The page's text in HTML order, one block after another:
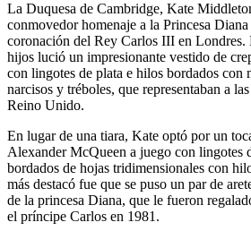
La Duquesa de Cambridge, Kate
conmovedor homenaje a la Princesa
coronación del Rey Carlos III en Londres.
hijos lució un impresionante vestido de
con lingotes de plata e hilos bordados con
narcisos y tréboles, que representaban a
Reino Unido.
En lugar de una tiara, Kate optó por un
Alexander McQueen a juego con lingotes
bordados de hojas tridimensionales con
más destacó fue que se puso un par de
de la princesa Diana, que le fueron
el príncipe Carlos en 1981.